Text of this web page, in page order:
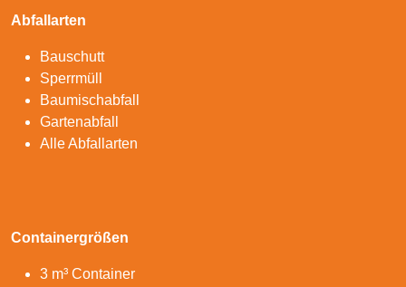
Abfallarten
Bauschutt
Sperrmüll
Baumischabfall
Gartenabfall
Alle Abfallarten
Containergrößen
3 m³ Container